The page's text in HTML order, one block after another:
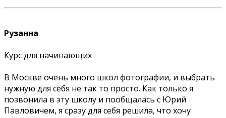
Рузанна
Курс для начинающих
В Москве очень много школ фотографии, и выбрать
нужную для себя не так то просто. Как только я
позвонила в эту школу и пообщалась с Юрий
Павловичем, я сразу для себя решила, что хочу